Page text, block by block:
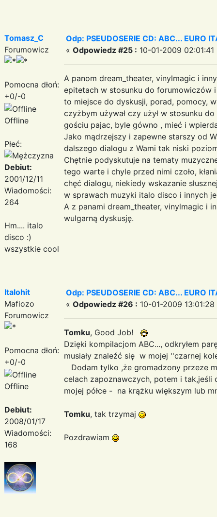
Tomasz_C
Forumowicz
Pomocna dłoń:
+0/-0
Offline
Płeć:
Debiut:
2001/12/11
Wiadomości:
264
Hm.... italo
disco :)
wszystkie cool
Odp: PSEUDOSERIE CD: ABC... EURO
« Odpowiedz #25 : 10-01-2009 02:01:41
A panom dream_theater, vinylmagic i
epitetach w stosunku do forumowiczów
to miejsce do dyskusji, porad, pomocy,
czyżbym używał czy użył w stosunku
gościu pajac, byle gówno , mieć i
Jako mądrzejszy i zapewne starszy od
dalszego dialogu z Wami tak niski
Chętnie podyskutuje na tematy
tego warte i chyle przed nimi czoło,
chęć dialogu, niekiedy wskazanie
w sprawach muzyki italo disco i innych
A z panami dream_theater, vinylmagic i
wulgarną dyskusję.
Italohit
Mafiozo
Forumowicz
Pomocna dłoń:
+0/-0
Offline
Debiut:
2008/01/17
Wiadomości:
168
Odp: PSEUDOSERIE CD: ABC... EURO
« Odpowiedz #26 : 10-01-2009 13:01:28
Tomku, Good Job!
Dzięki kompilacjom ABC..., odkryłem
musiały znaleźć się w mojej ''czarnej
Dodam tylko ,że gromadzony przeze
celach zapoznawczych, potem i
mojej półce - na krążku większym lub
Tomku, tak trzymaj
Pozdrawiam